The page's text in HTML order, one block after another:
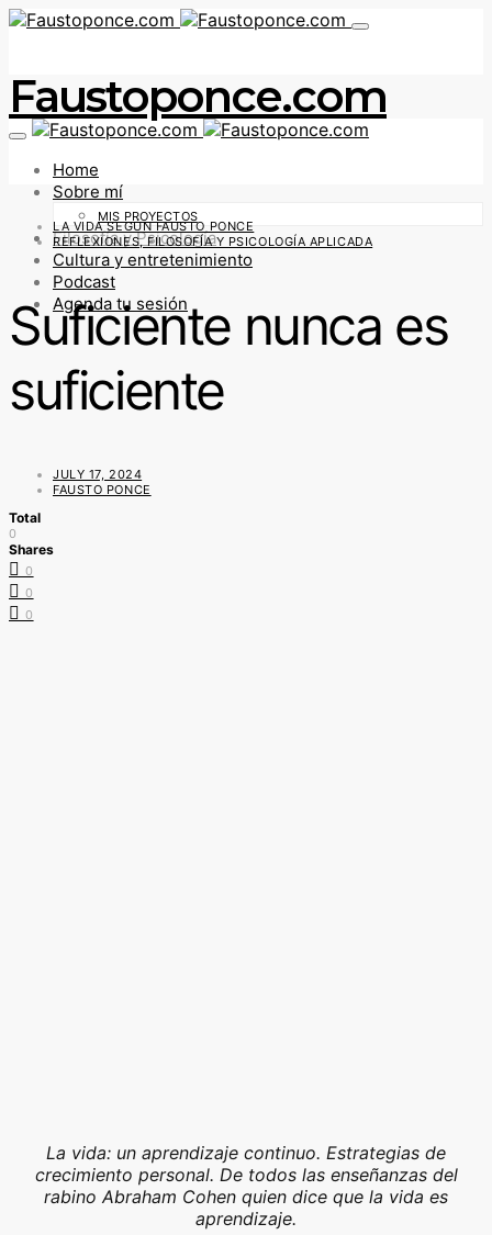
Faustoponce.com
Home
Sobre mí
MIS PROYECTOS
Filosofía y Psicología
Cultura y entretenimiento
Podcast
Agenda tu sesión
LA VIDA SEGÚN FAUSTO PONCE
REFLEXIONES, FILOSOFÍA Y PSICOLOGÍA APLICADA
Suficiente nunca es
suficiente
JULY 17, 2024
FAUSTO PONCE
Total
0
Shares
0
0
0
La vida: un aprendizaje continuo. Estrategias de
crecimiento personal. De todos las enseñanzas del
rabino Abraham Cohen quien dice que la vida es
aprendizaje.